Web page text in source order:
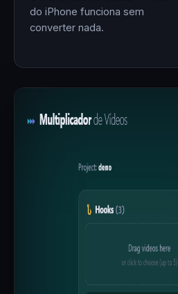
do iPhone funciona sem
converter nada.